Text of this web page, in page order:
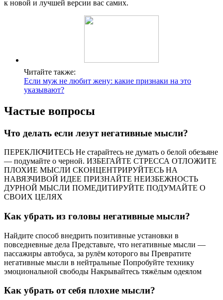
к новой и лучшей версии вас самих.
Читайте также:
Если муж не любит жену: какие признаки на это
указывают?
Частые вопросы
Что делать если лезут негативные мысли?
ПЕРЕКЛЮЧИТЕСЬ Не старайтесь не думать о белой обезьяне
— подумайте о черной. ИЗБЕГАЙТЕ СТРЕССА ОТЛОЖИТЕ
ПЛОХИЕ МЫСЛИ СКОНЦЕНТРИРУЙТЕСЬ НА
НАВЯЗЧИВОЙ ИДЕЕ ПРИЗНАЙТЕ НЕИЗБЕЖНОСТЬ
ДУРНОЙ МЫСЛИ ПОМЕДИТИРУЙТЕ ПОДУМАЙТЕ О
СВОИХ ЦЕЛЯХ
Как убрать из головы негативные мысли?
Найдите способ внедрить позитивные установки в
повседневные дела Представьте, что негативные мысли —
пассажиры автобуса, за рулём которого вы Превратите
негативные мысли в нейтральные Попробуйте технику
эмоциональной свободы Накрывайтесь тяжёлым одеялом
Как убрать от себя плохие мысли?